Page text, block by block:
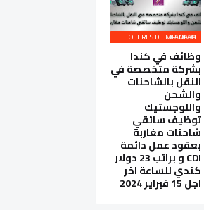
OFFRES D'EMPLOI AU CANADA
وظائف في كندا
بشركة متخصصة في
النقل بالشاحنات
والشحن
واللوجستيك
توظيف سائقي
شاحنات مغاربة
بعقود عمل دائمة
CDI و براتب 23 دولار
كندي للساعة اخر
اجل 15 فبراير 2024